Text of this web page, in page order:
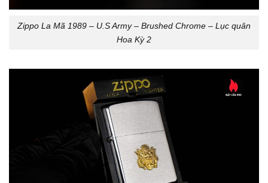
Zippo La Mã 1989 – U.S Army – Brushed Chrome – Lục quân
Hoa Kỳ 2